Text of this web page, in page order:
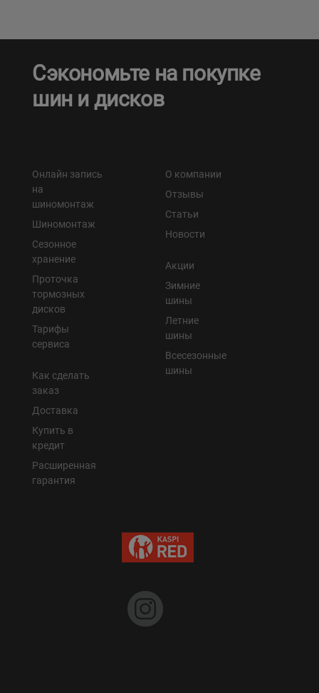
Сэкономьте на покупке
шин и дисков
Онлайн запись
на
шиномонтаж
Шиномонтаж
Сезонное
хранение
Проточка
тормозных
дисков
Тарифы
сервиса
Как сделать
заказ
Доставка
Купить в
кредит
Расширенная
гарантия
О компании
Отзывы
Статьи
Новости
Акции
Зимние
шины
Летние
шины
Всесезонные
шины